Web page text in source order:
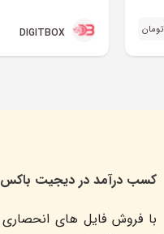
تومان DIGITBOX
کسب درآمد در دیجیت باکس
با فروش فایل های